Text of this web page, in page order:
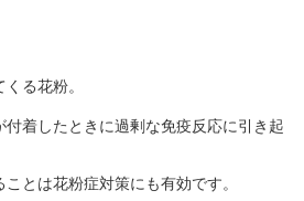
る花粉。
着したときに過剰な免疫反応に引き起
とは花粉症対策にも有効です。